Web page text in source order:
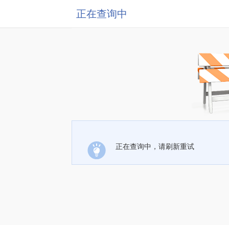
正在查询中
正在查询中，请刷新重试